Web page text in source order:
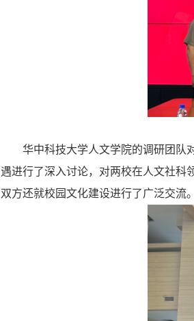
华中科技大学人文学院的调研团队
遇进行了深入讨论，对两校在人文社科
双方还就校园文化建设进行了广泛交流。